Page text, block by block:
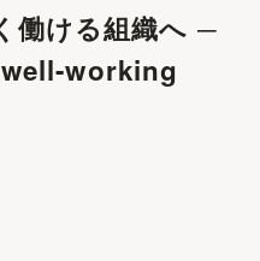
働ける組織へ ─
well-working